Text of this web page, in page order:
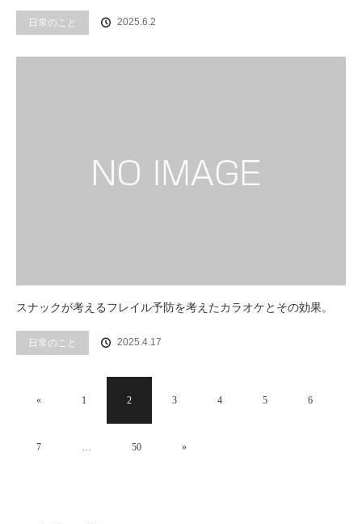
日常のこと 2025.6.2
スナックが考えるフレイル予防を考えたカラオケとその効果。
日常のこと 2025.4.17
« 1 2 3 4 5 6
7 … 50 »